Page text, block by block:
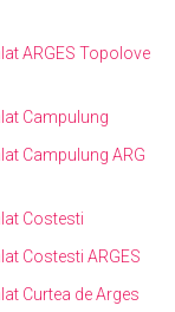
ARGES Topolove
Campulung
Campulung ARG
Costesti
Costesti ARGES
Curtea de Arges